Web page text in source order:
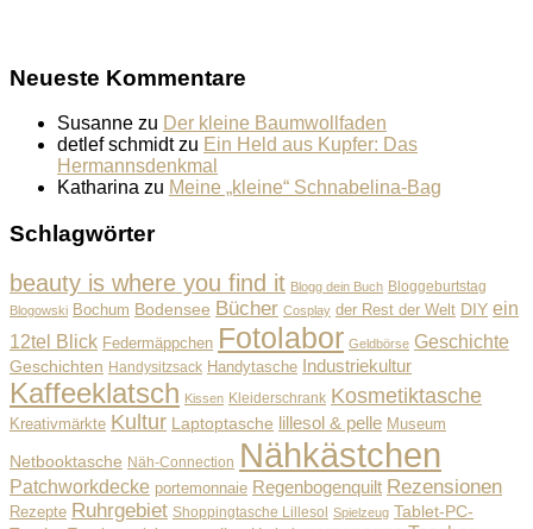
Neueste Kommentare
Susanne zu Der kleine Baumwollfaden
detlef schmidtzu Ein Held aus Kupfer: Das
Hermannsdenkmal
Katharina zu Meine „kleine“ Schnabelina-Bag
Schlagwörter
beauty is where you find it Blogg dein Buch Bloggeburtstag
Blogowski Bochum Bodensee Bücher Cosplay der Rest der Welt DIY ein
12tel Blick Federmäppchen Fotolabor Geldbörse Geschichte
Geschichten Handysitzsack Handytasche Industriekultur
Kaffeeklatsch Kissen Kleiderschrank Kosmetiktasche
Kreativmärkte Kultur Laptoptasche lillesol & pelle Museum
Netbooktasche Näh-Connection Nähkästchen
Patchworkdecke portemonnaie Regenbogenquilt Rezensionen
Rezepte Ruhrgebiet Shoppingtasche Lillesol Spielzeug Tablet-PC-